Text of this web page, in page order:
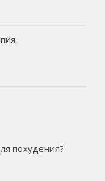
похудения?